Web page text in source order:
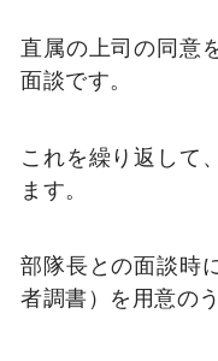
直属の上司の同意
面談です。
これを繰り返して
ます。
部隊長との面談時
者調書）を用意の